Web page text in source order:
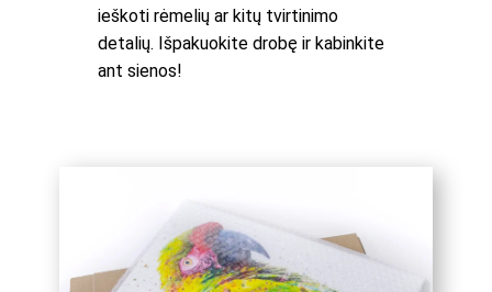
ieškoti rėmelių ar kitų tvirtinimo
detalių. Išpakuokite drobę ir kabinkite
ant sienos!